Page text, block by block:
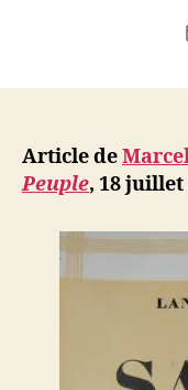
Article de
Peuple, 18 juillet